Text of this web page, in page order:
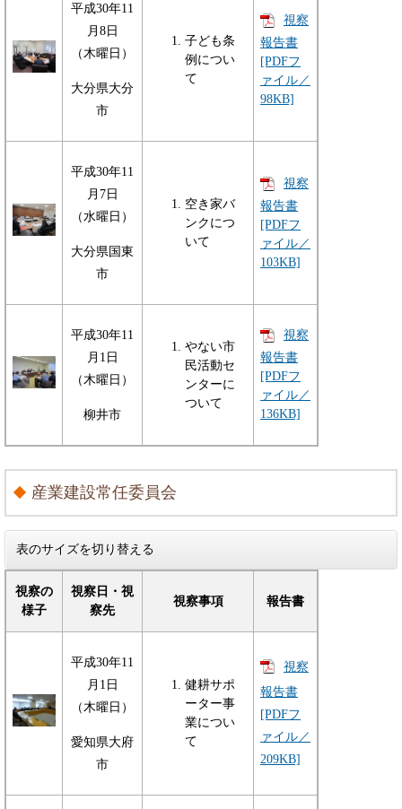
平成30年11
月8日
（木曜日）
大分県大分
市
子ども条
例につい
て
視察
報告書
[PDFフ
ァイル／
98KB]
平成30年11
月7日
（水曜日）
大分県国東
市
空き家バ
ンクにつ
いて
視察
報告書
[PDFフ
ァイル／
103KB]
平成30年11
月1日
（木曜日）
柳井市
やない市
民活動セ
ンターに
ついて
視察
報告書
[PDFフ
ァイル／
136KB]
産業建設常任委員会
表のサイズを切り替える
視察の
様子
視察日・視
察先
視察事項 報告書
平成30年11
月1日
（木曜日）
愛知県大府
市
健耕サポ
ーター事
業につい
て
視察
報告書
[PDFフ
ァイル／
209KB]